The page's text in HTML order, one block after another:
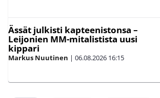
Ässät julkisti kapteenistonsa –
Leijonien MM-mitalistista uusi
kippari
Markus Nuutinen | 06.08.2026 16:15